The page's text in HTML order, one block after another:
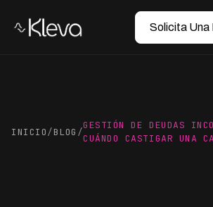
Solicita Una
INICIO/BLOG /
GESTIÓN DE DEUDAS
CUÁNDO CASTIGAR UNA